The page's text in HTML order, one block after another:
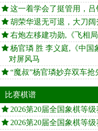
这一着学会了挺管用，
胡荣华退无可退，大刀阔
右炮左移建功勋,《飞相
杨官璘 胜 李义庭,《中国
对屏风马
“魔叔”杨官璘妙弃双车
比赛棋谱
2026第20届全国象棋等
2026第20届全国象棋等